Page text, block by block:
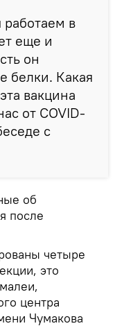
в
еще и
он
белки. Какая
вакцина
от COVID-
с
об
после
четыре
это
центра
Чумакова